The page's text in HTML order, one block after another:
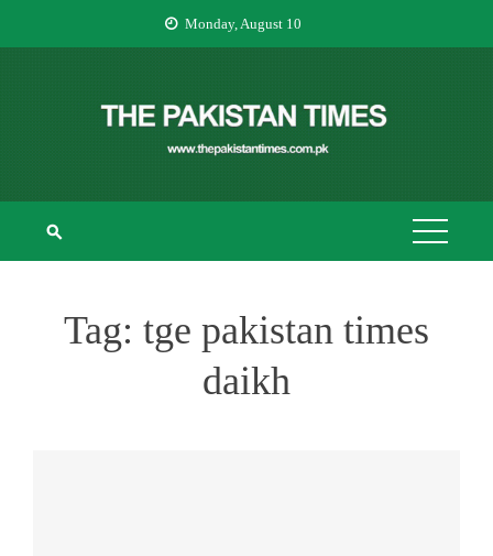
Monday, August 10
THE PAKISTAN
TIMES
The Pakistan Times
Tag: tge pakistan times
daikh